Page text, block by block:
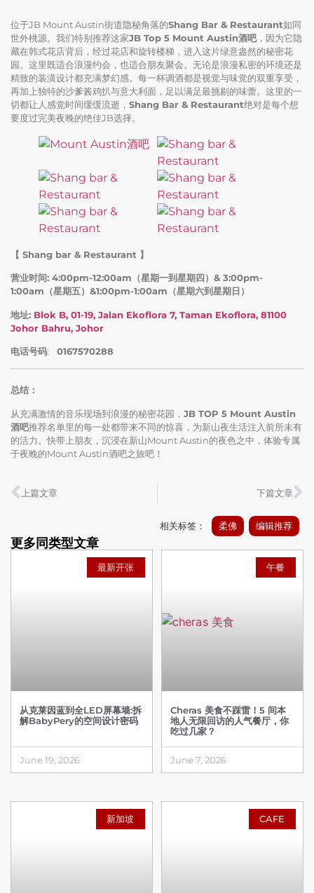
位于JB Mount Austin街道隐秘角落的Shang Bar & Restaurant如同
世外桃源。我们特别推荐这家JB Top 5 Mount Austin酒吧，因为它隐
藏在韩式花店背后，经过花店和旋转楼梯，进入这片绿意盎然的秘密花
园。这里既适合浪漫约会，也适合朋友聚会。无论是浪漫私密的环境还是
精致的装潢设计都充满梦幻感。每一杯调酒都是视觉与味觉的双重享受，
再加上独特的沙爹酱鸡扒与意大利面，足以满足最挑剔的味蕾。这里的一
切都让人感觉时间缓缓流逝， Shang Bar & Restaurant绝对是每个想
要度过完美夜晚的绝佳JB选择。
【 Shang bar & Restaurant 】
营业时间: 4:00pm-12:00am（星期一到星期四）& 3:00pm-
1:00am（星期五）&1:00pm-1:00am（星期六到星期日）
地址: Blok B, 01-19, Jalan Ekoflora 7, Taman Ekoflora, 81100
Johor Bahru, Johor
电话号码: 0167570288
总结：
从充满激情的音乐现场到浪漫的秘密花园， JB TOP 5 Mount Austin
酒吧推荐名单里的每一处都带来不同的惊喜，为新山夜生活注入前所未有
的活力。快带上朋友，沉浸在新山Mount Austin的夜色之中，体验专属
于夜晚的Mount Austin酒吧之旅吧！
上篇文章 下篇文章
最新开张
从克莱因蓝到全LED屏幕墙:拆
解BabyPery的空间设计密码
June 19, 2026
午餐
Cheras 美食不踩雷！5 间本
地人无限回访的人气餐厅，你
吃过几家？
June 7, 2026
新加坡 CAFE
相关标签： 柔佛 编辑推荐
更多同类型文章